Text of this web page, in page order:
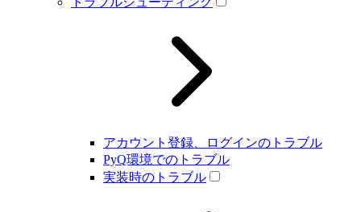
アカウント登録、ログインのトラブル
PyQ環境でのトラブル
実装時のトラブル